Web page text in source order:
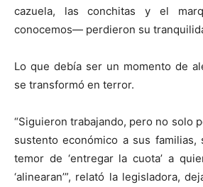
cazuela, las conchitas y el
conocemos— perdieron su
Lo que debía ser un momento de
se transformó en terror.
“Siguieron trabajando, pero no solo
sustento económico a sus familias,
temor de ‘entregar la cuota’ a
‘alinearan’”, relató la legisladora,